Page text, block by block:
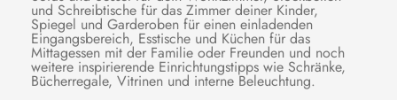
und Schreibtische für das Zimmer deiner Kinder,
Spiegel und Garderoben für einen einladenden
Eingangsbereich, Esstische und Küchen für das
Mittagessen mit der Familie oder Freunden und noch
weitere inspirierende Einrichtungstipps wie Schränke,
Bücherregale, Vitrinen und interne Beleuchtung.